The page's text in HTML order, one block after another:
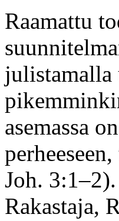
Raamattu
julistamalla
asemassa
Joh.
Rakastaja,